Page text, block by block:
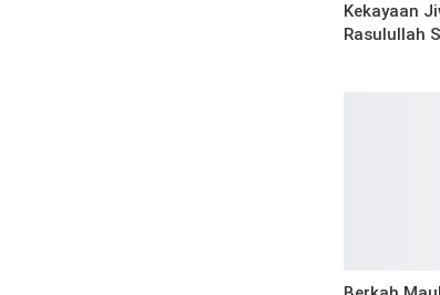
Kekayaan
Rasulullah